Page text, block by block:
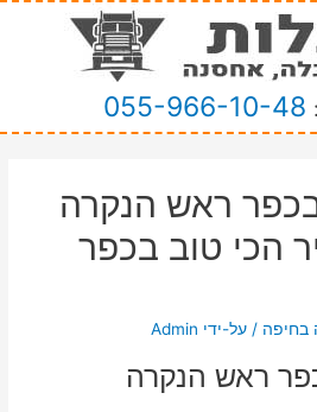
055-966-10-48
ראש הנקרה
הכי טוב בכפר
בחיפה / על-ידי Admin
ראש הנקרה